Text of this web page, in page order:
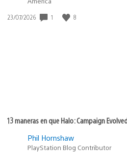
Fecha
23/07/2026 1 8
13 maneras en que Halo: Campaign
Phil Hornshaw
PlayStation Blog Contributor